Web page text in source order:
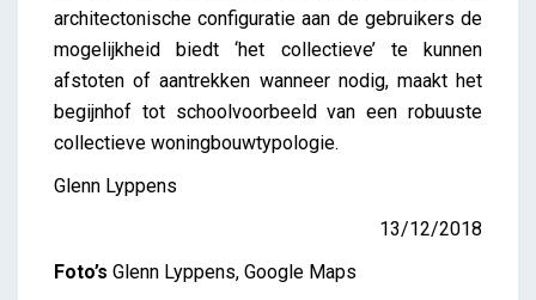
architectonische configuratie aan de gebruikers de
mogelijkheid biedt ‘het collectieve’ te kunnen
afstoten of aantrekken wanneer nodig, maakt het
begijnhof tot schoolvoorbeeld van een robuuste
collectieve woningbouwtypologie.
Glenn Lyppens
13/12/2018
Foto’s Glenn Lyppens, Google Maps